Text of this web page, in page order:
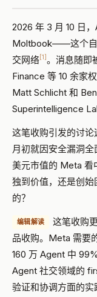
2026 年 3 月 10 日
Moltbook——这个自
交网络[1]。消息随即
Finance 等 10 余家
Matt Schlicht 和
Superintelligence
这笔收购引发的讨论
月初就因安全漏洞
美元市值的 Meta 看
独到价值，还是创
的？
编辑解读
这笔收购
品收购。Meta 需
160 万 Agent 中
Agent 社交领域的
验证和协调方面的